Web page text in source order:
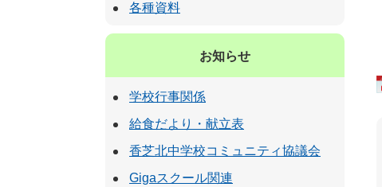
各種資料
お知らせ
学校行事関係
給食だより・献立表
香芝北中学校コミュニティ協議会
Gigaスクール関連